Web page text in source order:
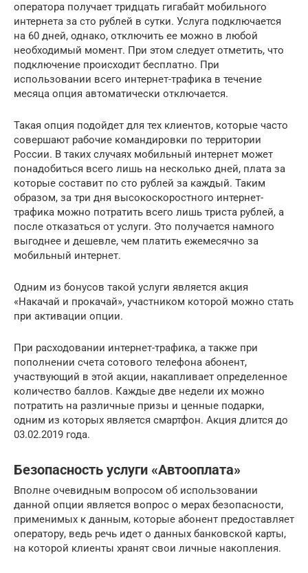
оператора получает тридцать гигабайт мобильного
интернета за сто рублей в сутки. Услуга подключается
на 60 дней, однако, отключить ее можно в любой
необходимый момент. При этом следует отметить, что
подключение происходит бесплатно. При
использовании всего интернет-трафика в течение
месяца опция автоматически отключается.
Такая опция подойдет для тех клиентов, которые часто
совершают рабочие командировки по территории
России. В таких случаях мобильный интернет может
понадобиться всего лишь на несколько дней, плата за
которые составит по сто рублей за каждый. Таким
образом, за три дня высокоскоростного интернет-
трафика можно потратить всего лишь триста рублей, а
после отказаться от услуги. Это получается намного
выгоднее и дешевле, чем платить ежемесячно за
мобильный интернет.
Одним из бонусов такой услуги является акция
«Накачай и прокачай», участником которой можно стать
при активации опции.
При расходовании интернет-трафика, а также при
пополнении счета сотового телефона абонент,
участвующий в этой акции, накапливает определенное
количество баллов. Каждые две недели их можно
потратить на различные призы и ценные подарки,
одним из которых является смартфон. Акция длится до
03.02.2019 года.
Безопасность услуги «Автооплата»
Вполне очевидным вопросом об использовании
данной опции является вопрос о мерах безопасности,
применимых к данным, которые абонент предоставляет
оператору, ведь речь идет о данных банковской карты,
на которой клиенты хранят свои личные накопления.